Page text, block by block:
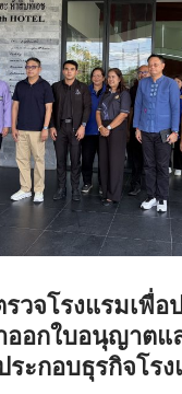
วจโรงแรมเพื่อ
อกใบอนุญาตแ
ะกอบธุรกิจโรง